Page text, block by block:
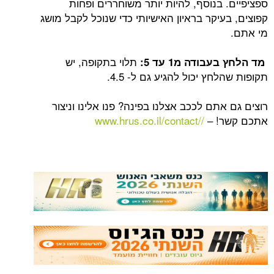
בראיון האישיותי כדי שנוכל לקבל מושג
מ1 עד 5:
תלוי בתקופה, יש
יכול להגיע גם ל- 4.5.
לככב אצלנו בפינה? פנו אלינו וניצור
–
//www.hrus.co.il/contact